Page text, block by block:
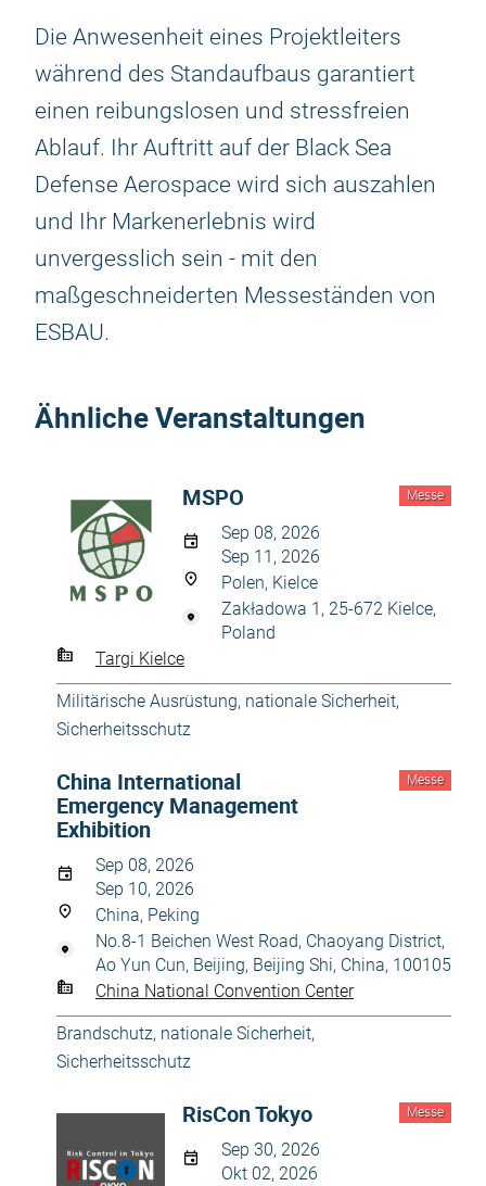
Die Anwesenheit eines Projektleiters
während des Standaufbaus garantiert
einen reibungslosen und stressfreien
Ablauf. Ihr Auftritt auf der Black Sea
Defense Aerospace wird sich auszahlen
und Ihr Markenerlebnis wird
unvergesslich sein - mit den
maßgeschneiderten Messeständen von
ESBAU.
Ähnliche Veranstaltungen
Messe
MSPO
Sep 08, 2026
Sep 11, 2026
Polen, Kielce
Zakładowa 1, 25-672 Kielce,
Poland
Targi Kielce
Militärische Ausrüstung, nationale Sicherheit,
Sicherheitsschutz
Messe
China International
Emergency Management
Exhibition
Sep 08, 2026
Sep 10, 2026
China, Peking
No.8-1 Beichen West Road, Chaoyang District,
Ao Yun Cun, Beijing, Beijing Shi, China, 100105
China National Convention Center
Brandschutz, nationale Sicherheit,
Sicherheitsschutz
Messe
RisCon Tokyo
Sep 30, 2026
Okt 02, 2026